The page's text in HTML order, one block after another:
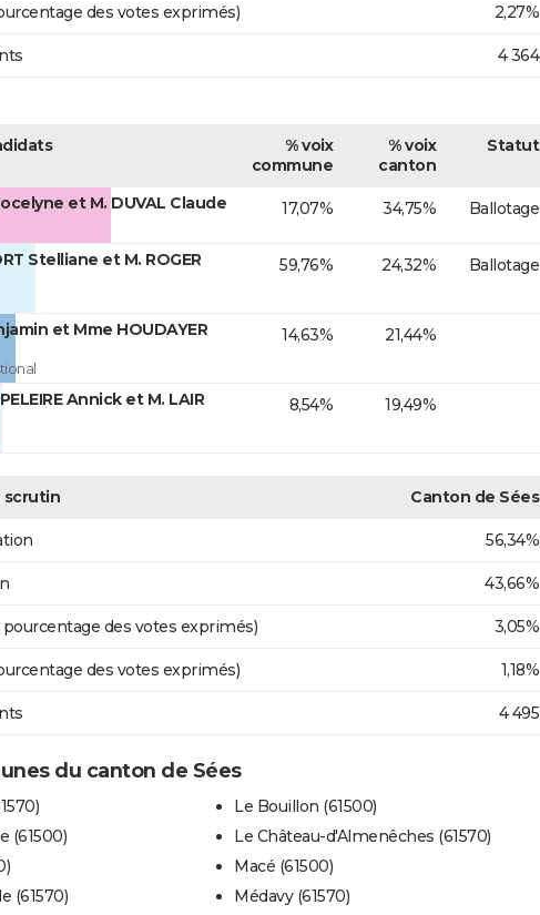
des votes exprimés) 2,27%
4 364
% voix
commune
% voix
canton
Statut
et M. DUVAL Claude 17,07% 34,75% Ballotage
Stelliane et M. ROGER
59,76% 24,32% Ballotage
et Mme HOUDAYER
14,63% 21,44%
Annick et M. LAIR
8,54% 19,49%
scrutin Canton de Sées
56,34%
43,66%
des votes exprimés) 3,05%
des votes exprimés) 1,18%
4 495
du canton de Sées
(61500)
(61570)
Le Bouillon (61500)
Le Château-d'Almenêches (61570)
Macé (61500)
Médavy (61570)